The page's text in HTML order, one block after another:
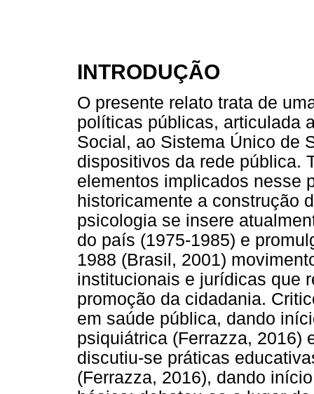
INTRODUÇÃO
O presente relato trata de
políticas públicas, articulada
Social, ao Sistema Único de
dispositivos da rede pública.
elementos implicados nesse
historicamente a construção
psicologia se insere
do país (1975-1985) e
1988 (Brasil, 2001)
institucionais e jurídicas que
promoção da cidadania.
em saúde pública, dando
psiquiátrica (Ferrazza, 2016)
discutiu-se práticas
(Ferrazza, 2016), dando